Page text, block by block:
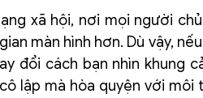
xã hội, nơi mọi người
màn hình hơn. Dù vậy,
đổi cách bạn nhìn khung
lập mà hòa quyện với môi